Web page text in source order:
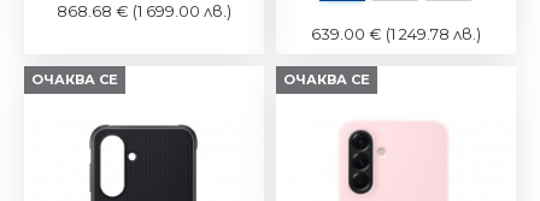
868.68 € (1 699.00 лв.)
639.00 € (1 249.78 лв.)
ОЧАКВА СЕ ОЧАКВА СЕ